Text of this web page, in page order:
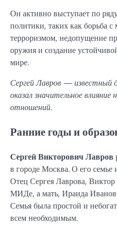
Он активно выступает по
политики, таких как борьба
терроризмом, недопущение
оружия и создание
мире.
Сергей Лавров — известный
оказал значительное
отношений.
Ранние годы и
Сергей Викторович Лавров
в городе Москва. О его семье
Отец Сергея Лаврова,
МИДе, а мать, Ираида
Семья была простой и
всем необходимым.